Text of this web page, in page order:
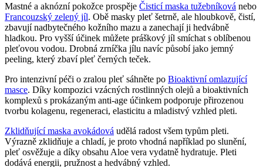
Mastné a aknózní pokožce prospěje Čisticí maska tužebníková nebo
Francouzský zelený jíl. Obě masky pleť šetrně, ale hloubkově, čistí,
zbavují nadbytečného kožního mazu a zanechají ji hedvábně
hladkou. Pro vyšší účinek můžete práškový jíl smíchat s oblíbenou
pleťovou vodou. Drobná zrníčka jílu navíc působí jako jemný
peeling, který zbaví pleť černých teček.
Pro intenzivní péči o zralou pleť sáhněte po Bioaktivní omlazující
masce. Díky kompozici vzácných rostlinných olejů a bioaktivních
komplexů s prokázaným anti-age účinkem podporuje přirozenou
tvorbu kolagenu, regeneraci, elasticitu a mladistvý vzhled pleti.
Zklidňující maska avokádová udělá radost všem typům pleti.
Výrazně zklidňuje a chladí, je proto vhodná například po slunění,
pleť osvěžuje a díky obsahu Aloe vera vydatně hydratuje. Pleti
dodává energii, pružnost a hedvábný vzhled.